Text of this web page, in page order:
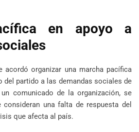
en apoyo a
acordó organizar una marcha pacífica
del partido a las demandas sociales de
un comunicado de la organización, se
una falta de respuesta del
que afecta al país.